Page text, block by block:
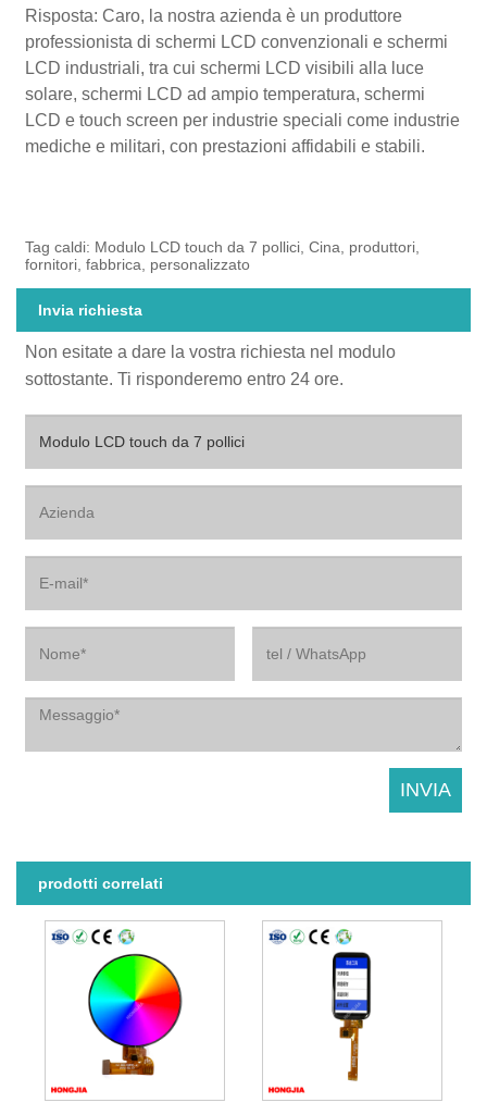
Risposta: Caro, la nostra azienda è un produttore
professionista di schermi LCD convenzionali e schermi
LCD industriali, tra cui schermi LCD visibili alla luce
solare, schermi LCD ad ampio temperatura, schermi
LCD e touch screen per industrie speciali come industrie
mediche e militari, con prestazioni affidabili e stabili.
Tag caldi: Modulo LCD touch da 7 pollici, Cina, produttori,
fornitori, fabbrica, personalizzato
Invia richiesta
Non esitate a dare la vostra richiesta nel modulo
sottostante. Ti risponderemo entro 24 ore.
prodotti correlati